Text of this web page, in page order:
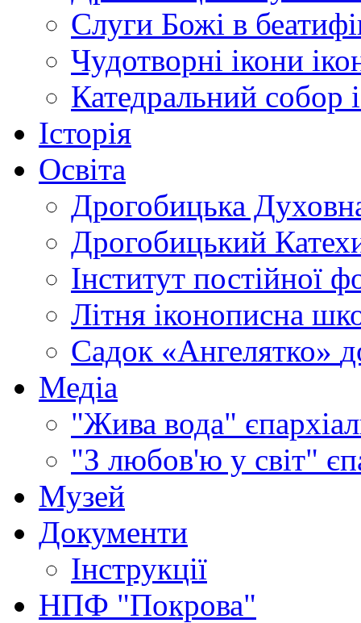
Слуги Божі в
Чудотворні ікони
Катедральний собор
Історія
Освіта
Дрогобицька
Дрогобицький
Інститут постійної
Літня іконописна
Садок «Ангелятко»
Медіа
"Жива вода"
"З любов'ю у світ"
Музей
Документи
Інструкції
НПФ "Покрова"